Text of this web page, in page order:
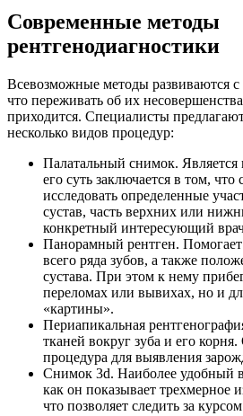
Современные методы
рентгенодиагностики
Всевозможные методы развиваются
что переживать об их
приходится. Специалисты
несколько видов процедур:
Палатальный снимок.
его суть заключается в том,
исследовать определенные
сустав, часть верхних или
конкретный интересующий
Панорамный рентген. Помогает
всего ряда зубов, а также
сустава. При этом к нему
переломах или вывихах, но и
«картины».
Периапикальная
тканей вокруг зуба и его
процедура для выявления
Снимок 3d. Наиболее удобный
как он показывает трехмерное
что позволяет следить за